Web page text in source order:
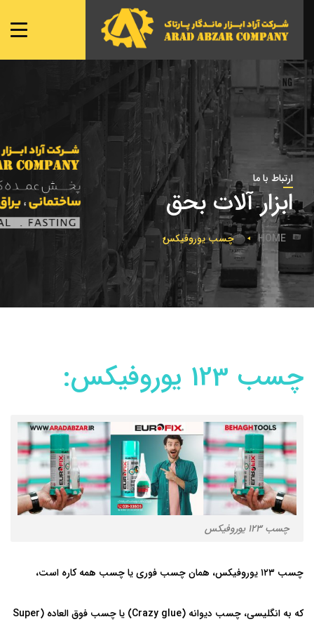
صفحه ی اصلی
شعبه ها
نمایندگی ها
محصولات
تماس با ما ارتباط با ما
ابزار آلات بحق
HOME چسب یوروفیکس
چسب 123 یوروفیکس:
چسب 123 یوروفیکس
چسب ۱۲۳ یوروفیکس، همان چسب فوری یا چسب همه کاره است،
که به انگلیسی، چسب دیوانه (Crazy glue) یا چسب فوق العاده (Super